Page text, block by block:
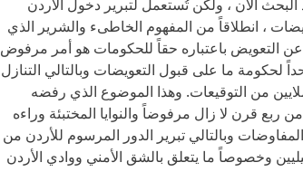
البحث الآن ، ولكن تُستعمل لتبرير دخول الأردن
، انطلاقاً من المفهوم الخاطىء والشرير الذي
التعويض باعتباره حقاً للحكومات هو أمر مرفوض
لحكومة ما على قبول التعويضات وبالتالي التنازل
من التوقيعات. وهذا الموضوع الذي رفضه
ربع قرن لا زال مرفوضاً والنوايا المختبئة وراءه
وبالتالي تبرير الدور المرسوم للأردن من
وخصوصاً ما يتعلق بالشق الأمني ووادي الأردن